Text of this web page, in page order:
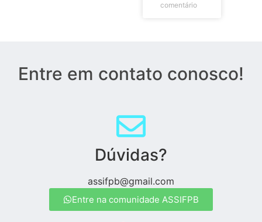
comentário
Entre em contato conosco!
Dúvidas?
assifpb@gmail.com
Entre na comunidade ASSIFPB